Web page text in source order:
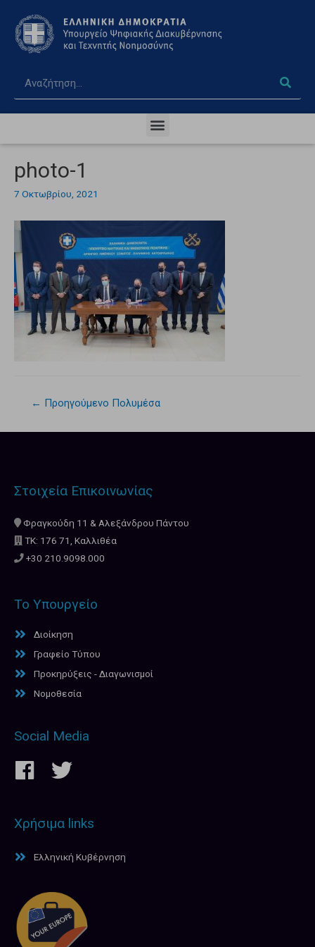
photo-1
7 Οκτωβρίου, 2021
← Προηγούμενο Πολυμέσα
Στοιχεία Επικοινωνίας
Φραγκούδη 11 & Αλεξάνδρου Πάντου
ΤΚ: 176 71, Καλλιθέα
+30 210.9098.000
Το Υπουργείο
Διοίκηση
Γραφείο Τύπου
Προκηρύξεις - Διαγωνισμοί
Νομοθεσία
Social Media
Χρήσιμα links
Ελληνική Κυβέρνηση